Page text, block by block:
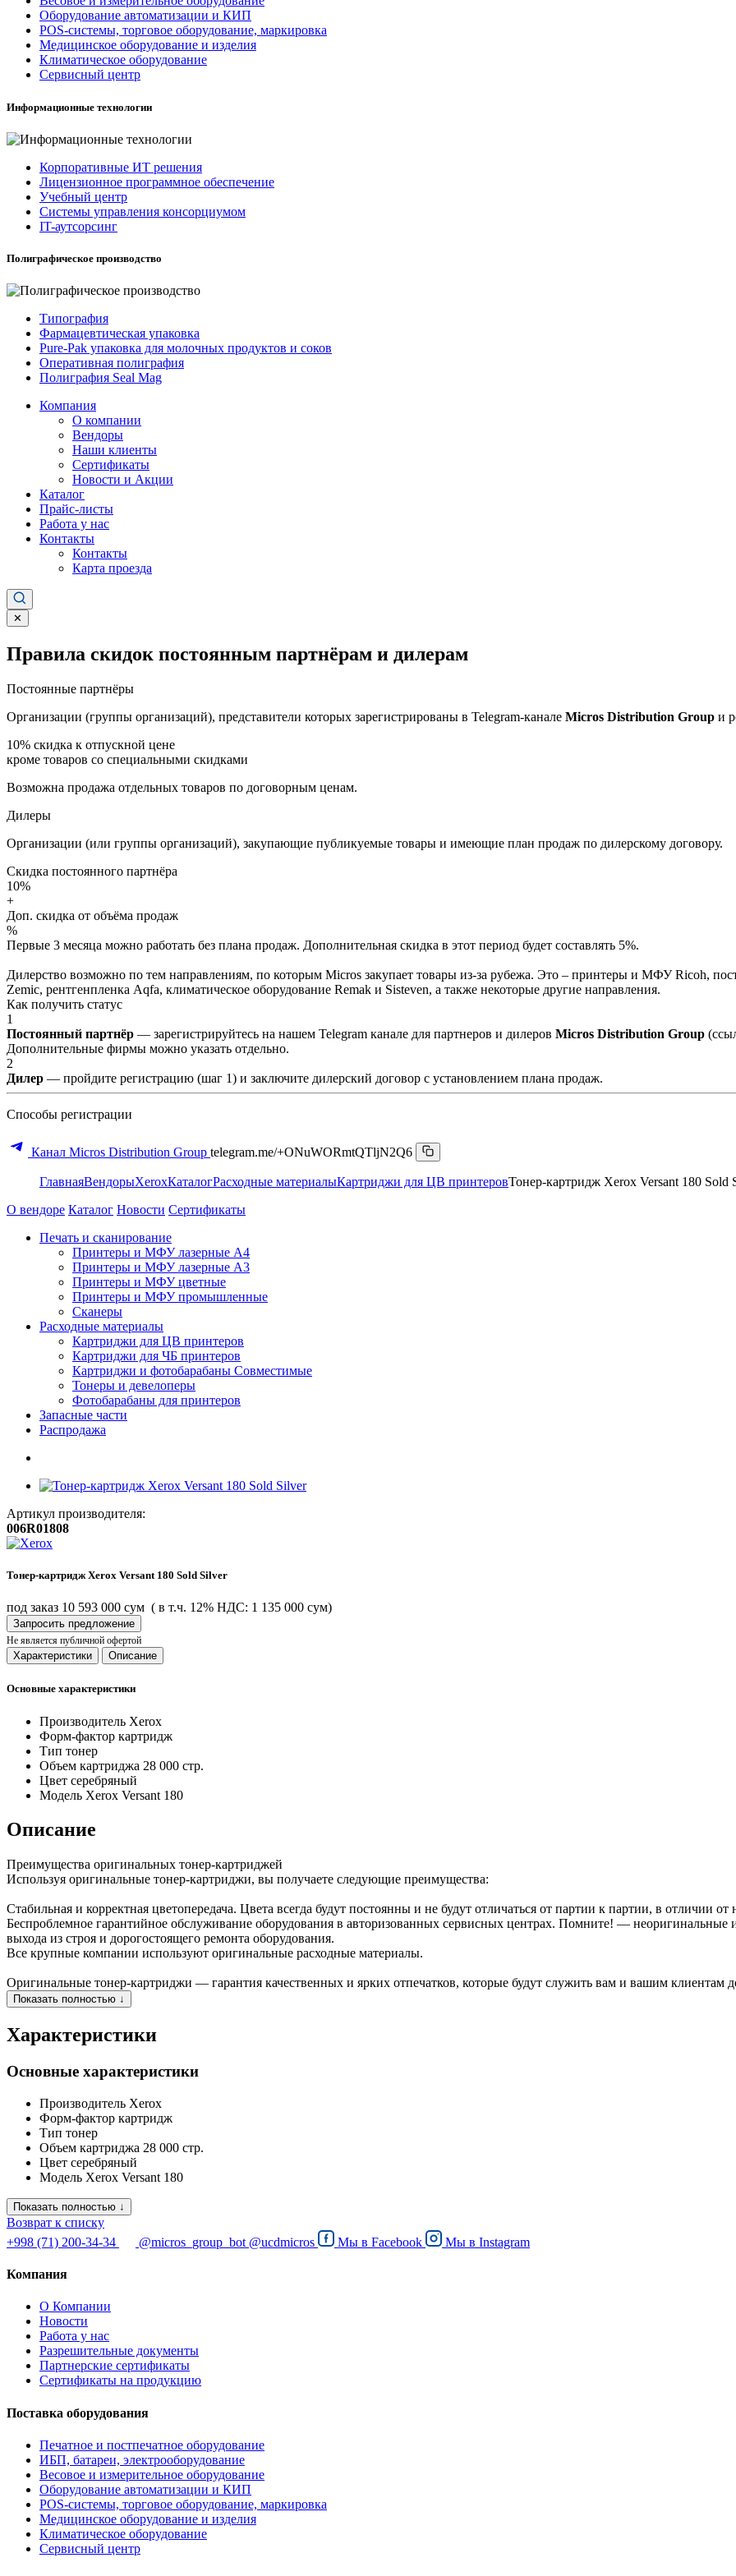
Оборудование автоматизации и КИП
POS-системы, торговое оборудование, маркировка
Медицинское оборудование и изделия
Климатическое оборудование
Сервисный центр
Информационные технологии
Корпоративные ИТ решения
Лицензионное программное обеспечение
Учебный центр
Системы управления консорциумом
IT-аутсорсинг
Полиграфическое производство
Типография
Фармацевтическая упаковка
Pure-Pak упаковка для молочных продуктов и соков
Оперативная полиграфия
Полиграфия Seal Mag
Компания
О компании
Вендоры
Наши клиенты
Сертификаты
Новости и Акции
Каталог
Прайс-листы
Работа у нас
Контакты
Контакты
Карта проезда
✕
Правила скидок постоянным партнёрам и дилерам
Постоянные партнёры
Организации (группы организаций), представители которых зарегистрированы в Telegram-канале Micros Distribution Group и
10% скидка к отпускной цене
кроме товаров со специальными скидками
Возможна продажа отдельных товаров по договорным ценам.
Дилеры
Организации (или группы организаций), закупающие публикуемые товары и имеющие план продаж по дилерскому договору.
Скидка постоянного партнёра
10%
+
Доп. скидка от объёма продаж
%
Первые 3 месяца можно работать без плана продаж. Дополнительная скидка в этот период будет составлять 5%.
Дилерство возможно по тем направлениям, по которым Micros закупает товары из-за рубежа. Это – принтеры и МФУ Ricoh,
Zemic, рентгенпленка Aqfa, климатическое оборудование Remak и Sisteven, а также некоторые другие направления.
Как получить статус
1
Постоянный партнёр — зарегистрируйтесь на нашем Telegram канале для партнеров и дилеров Micros Distribution Group
Дополнительные фирмы можно указать отдельно.
2
Дилер — пройдите регистрацию (шаг 1) и заключите дилерский договор с установлением плана продаж.
Способы регистрации
Канал Micros Distribution Group telegram.me/+ONuWORmtQTljN2Q6
ГлавнаяВендорыXeroxКаталогРасходные материалыКартриджи для ЦВ принтеровТонер-картридж Xerox Versant 180 Sold
О вендоре Каталог Новости Сертификаты
Печать и сканирование
Принтеры и МФУ лазерные А4
Принтеры и МФУ лазерные А3
Принтеры и МФУ цветные
Принтеры и МФУ промышленные
Сканеры
Расходные материалы
Картриджи для ЦВ принтеров
Картриджи для ЧБ принтеров
Картриджи и фотобарабаны Совместимые
Тонеры и девелоперы
Фотобарабаны для принтеров
Запасные части
Распродажа
Артикул производителя:
006R01808
Тонер-картридж Xerox Versant 180 Sold Silver
под заказ 10 593 000 сум ( в т.ч. 12% НДС: 1 135 000 сум)
Запросить предложение
Не является публичной офертой
Характеристики Описание
Основные характеристики
Производитель Xerox
Форм-фактор картридж
Тип тонер
Объем картриджа 28 000 стр.
Цвет серебряный
Модель Xerox Versant 180
Описание
Преимущества оригинальных тонер-картриджей
Используя оригинальные тонер-картриджи, вы получаете следующие преимущества:
Стабильная и корректная цветопередача. Цвета всегда будут постоянны и не будут отличаться от партии к партии, в отличии
Беспроблемное гарантийное обслуживание оборудования в авторизованных сервисных центрах. Помните! —
выхода из строя и дорогостоящего ремонта оборудования.
Все крупные компании используют оригинальные расходные материалы.
Оригинальные тонер-картриджи — гарантия качественных и ярких отпечатков, которые будут служить вам и вашим клиентам
Показать полностью ↓
Характеристики
Основные характеристики
Производитель Xerox
Форм-фактор картридж
Тип тонер
Объем картриджа 28 000 стр.
Цвет серебряный
Модель Xerox Versant 180
Показать полностью ↓
Возврат к списку
+998 (71) 200-34-34
@micros_group_bot @ucdmicros Мы в Facebook Мы в Instagram
Компания
О Компании
Новости
Работа у нас
Разрешительные документы
Партнерские сертификаты
Сертификаты на продукцию
Поставка оборудования
Печатное и постпечатное оборудование
ИБП, батареи, электрооборудование
Весовое и измерительное оборудование
Оборудование автоматизации и КИП
POS-системы, торговое оборудование, маркировка
Медицинское оборудование и изделия
Климатическое оборудование
Сервисный центр